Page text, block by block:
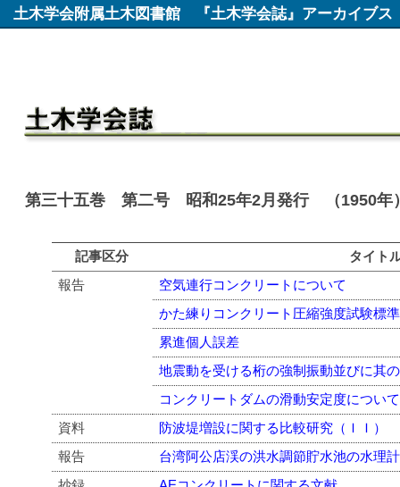
土木学会附属土木図書館 『土木学会誌』アーカイブス
第三十五巻 第二号 昭和25年2月発行 （1950年
記事区分
タイト
報告
空気連行コンクリートについて
かた練りコンクリート圧縮強度試験標
累進個人誤差
地震動を受ける桁の強制振動並びに其
コンクリートダムの滑動安定度につい
資料
防波堤増設に関する比較研究（ＩＩ）
報告
台湾阿公店渓の洪水調節貯水池の水理